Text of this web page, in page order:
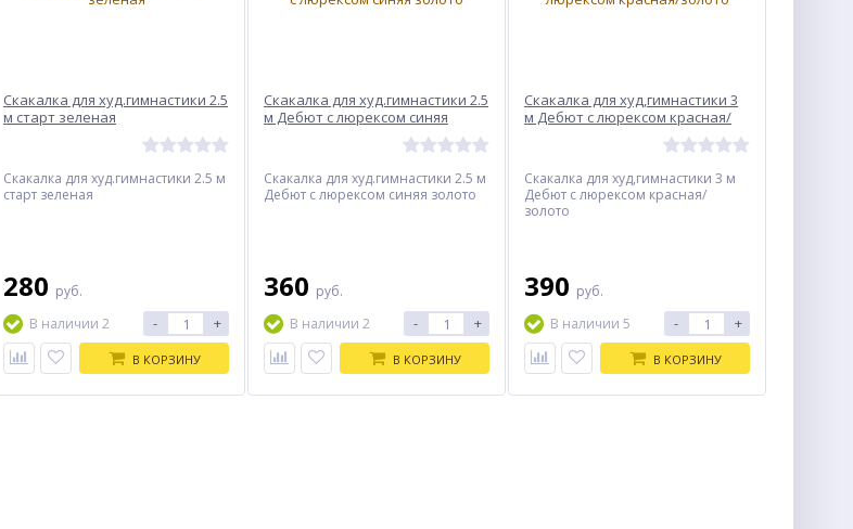
Скакалка для худ.гимнастики 2.5
м старт зеленая
Скакалка для худ.гимнастики 2.5 м
старт зеленая
280 руб.
В наличии 2
- +
В КОРЗИНУ
Скакалка для худ.гимнастики 2.5
м Дебют с люрексом синяя
Скакалка для худ.гимнастики 2.5 м
Дебют с люрексом синяя золото
360 руб.
В наличии 2
- +
В КОРЗИНУ
Скакалка для худ,гимнастики 3
м Дебют с люрексом красная/
Скакалка для худ,гимнастики 3 м
Дебют с люрексом красная/
золото
390 руб.
В наличии 5
- +
В КОРЗИНУ